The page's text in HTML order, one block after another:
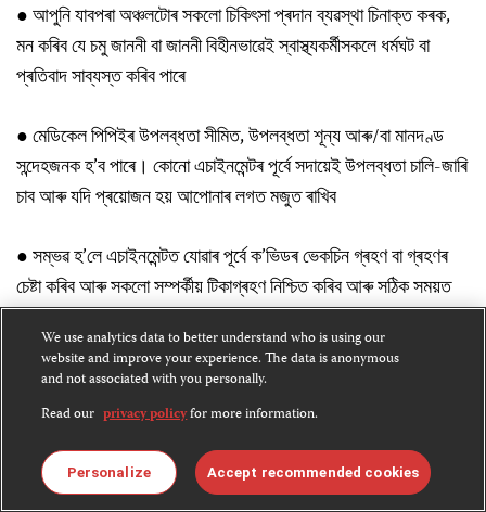
● আপুনি যাবপৰা অঞ্চলটোৰ সকলো চিকিৎসা প্ৰদান ব্যৱস্থা চিনাক্ত কৰক,
মন কৰিব যে চমু জাননী বা জাননী বিহীনভাৱেই স্বাস্থ্যকৰ্মীসকলে ধৰ্মঘট বা
প্ৰতিবাদ সাব্যস্ত কৰিব পাৰে
● মেডিকেল পিপিইৰ উপলব্ধতা সীমিত, উপলব্ধতা শূন্য আৰু/বা মানদণ্ড
সন্দেহজনক হ’ব পাৰে। কোনো এচাইনমেন্টৰ পূৰ্বে সদায়েই উপলব্ধতা চালি-জাৰি
চাব আৰু যদি প্ৰয়োজন হয় আপোনাৰ লগত মজুত ৰাখিব
●সম্ভৱ হ’লে এচাইনমেন্টত যোৱাৰ পূৰ্বে ক’ভিডৰ ভেকচিন গ্ৰহণ বা গ্ৰহণৰ
চেষ্টা কৰিব আৰু সকলো সম্পৰ্কীয় টিকাগ্ৰহণ নিশ্চিত কৰিব আৰু সঠিক সময়ত
আপোনাৰলক্ষ্যস্থানৰবাবে ৰোগৰ নিৰোধ-উপাচাৰ সাজু কৰি ৰাখিব
● আপোনাৰ ভ্ৰমণ বীমা পলিচি পৰীক্ষা কৰিব, উল্লেখ্য যে ক’ভিড-১৯
সম্পৰ্কীয় ভ্ৰমণৰ অৰ্থে ক’ভাৰ লাভ কৰাটো সম্ভৱ নহ’বও পাৰে। আন্তৰাষ্ট্ৰীয়
জাৰি কৰাক লৈ সজাগ হ’ব
We use analytics data to better understand who is using our
website and improve your experience. The data is anonymous
and not associated with you personally.
Read our privacy policyfor more information.
Personalize Accept recommended cookies